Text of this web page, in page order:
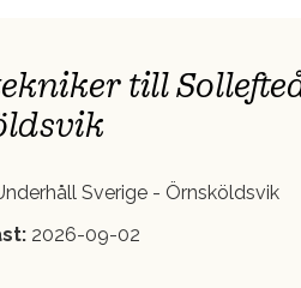
till
Sverige - Örnsköldsvik
2026-09-02